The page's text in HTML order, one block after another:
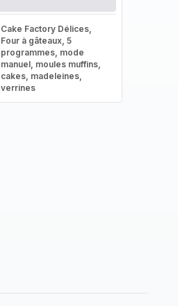
Cake Factory Délices,
Four à gâteaux, 5
programmes, mode
manuel, moules muffins,
cakes, madeleines,
verrines